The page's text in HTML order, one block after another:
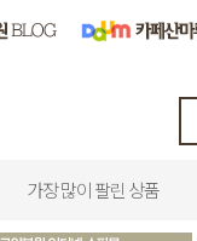
가장 많이 팔린 상품